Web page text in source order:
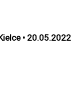
• 20.05.2022